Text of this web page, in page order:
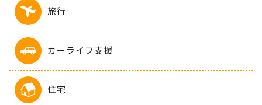
旅行
カーライフ支援
住宅